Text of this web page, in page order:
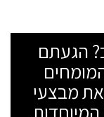
הגעתם
את מבצעי